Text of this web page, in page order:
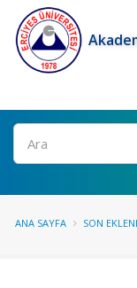
Ara
ANA SAYFA SON